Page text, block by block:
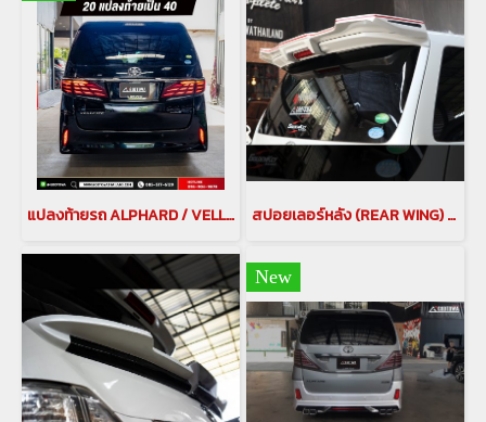
แปลงท้ายรถ ALPHARD / VELLFIRE 20 เป็น ALPHARD 40 แปลงท้าย อัลพาร์ด เวลไฟร์20 เป็น อัลพาร์ด 40 ชุดแต่งแปลงท้ายเป็น 40 สปอยเลอร์หลัง (REAR WING) BLACK PEARL COMPLETE สำหรับรถยนต์อัลพาร์ด เวลไฟร์ 20 ( ALPHARD/VELLFIRE)
New